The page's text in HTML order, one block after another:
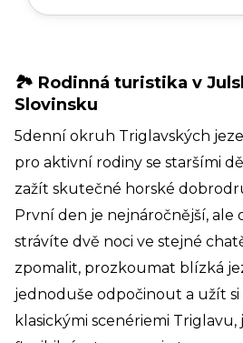
🏞️ Rodinná turistika v
Slovinsku
5denní okruh Triglavských
pro aktivní rodiny se staršími
zažít skutečné horské
První den je nejnáročnější, ale
strávíte dvě noci ve stejné
zpomalit, prozkoumat blízká
jednoduše odpočinout a užít si
klasickými scenériemi Triglavu,